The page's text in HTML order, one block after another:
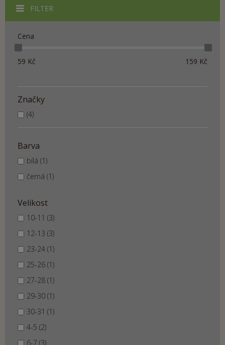
FILTER
Cena
59 Kč 159 Kč
Značky
(4)
Barva
bílá (1)
černá (1)
Velikost
10-11 (3)
12-13 (3)
23-24 (1)
25-26 (1)
27-28 (1)
29-30 (1)
30-31 (1)
4-5 (2)
6-7 (3)